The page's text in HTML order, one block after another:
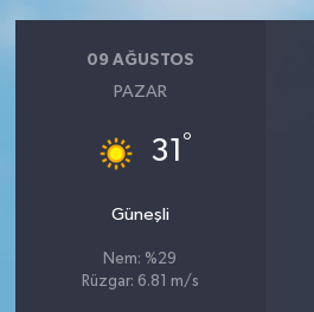
09 AĞUSTOS
PAZAR
31 °
Güneşli
Nem: %29
Rüzgar: 6.81 m/s